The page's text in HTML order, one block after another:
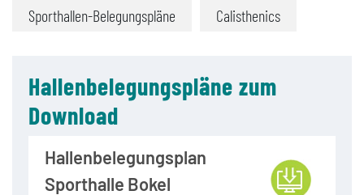
Sporthallen-Belegungspläne Calisthenics
Hallenbelegungspläne zum
Download
Hallenbelegungsplan
Sporthalle Bokel